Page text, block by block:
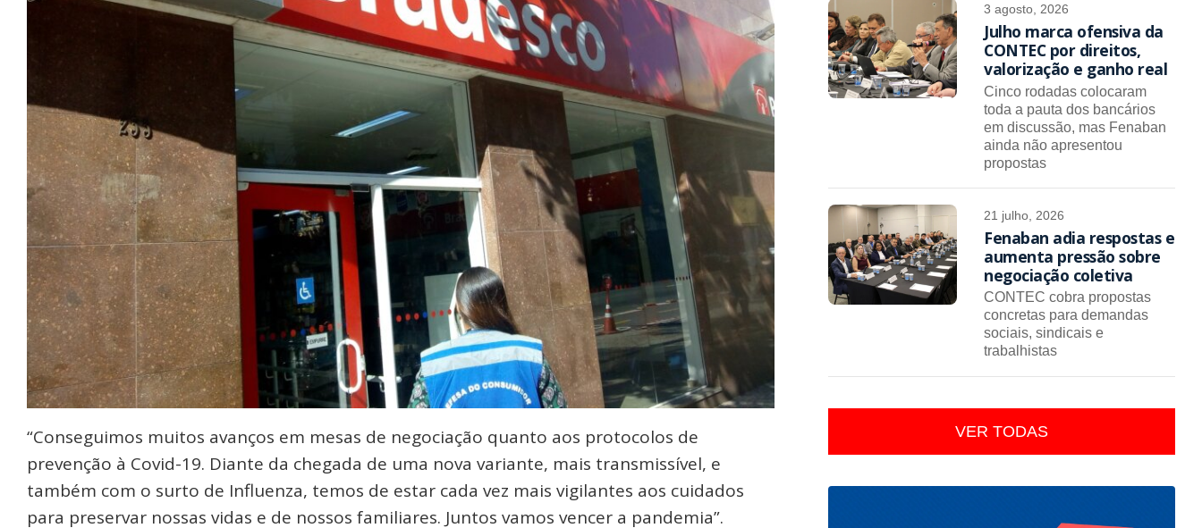
“Conseguimos muitos avanços em mesas de negociação quanto aos protocolos de
prevenção à Covid-19. Diante da chegada de uma nova variante, mais transmissível, e
também com o surto de Influenza, temos de estar cada vez mais vigilantes aos cuidados
para preservar nossas vidas e de nossos familiares. Juntos vamos vencer a pandemia”.
3 agosto, 2026
Julho marca ofensiva da
CONTEC por direitos,
valorização e ganho real
Cinco rodadas colocaram
toda a pauta dos bancários
em discussão, mas Fenaban
ainda não apresentou
propostas
21 julho, 2026
Fenaban adia respostas e
aumenta pressão sobre
negociação coletiva
CONTEC cobra propostas
concretas para demandas
sociais, sindicais e
trabalhistas
VER TODAS